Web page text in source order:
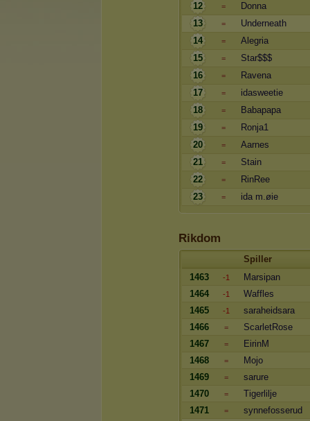
12
=
Donna
13
=
Underneath
14
=
Alegria
15
=
Star$$$
16
=
Ravena
17
=
idasweetie
18
=
Babapapa
19
=
Ronja1
20
=
Aarnes
21
=
Stain
22
=
RinRee
23
= ida m.øie
Rikdom
Spiller
1463
-1
Marsipan
1464
-1
Waffles
1465
-1
saraheidsara
1466
=
ScarletRose
1467
=
EirinM
1468
=
Mojo
1469
=
sarure
1470
=
Tigerlilje
1471
=
synnefosserud